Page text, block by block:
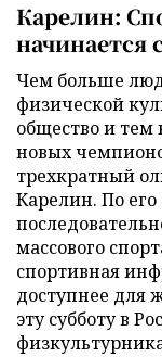
Карелин:
начинается
Чем больше
физической
общество и тем
новых
трехкратный
Карелин. По его
массового
спортивная
доступнее для
эту субботу в